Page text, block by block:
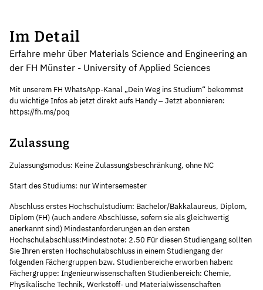
Im Detail
Erfahre mehr über Materials Science and Engineering an
der FH Münster - University of Applied Sciences
Mit unserem FH WhatsApp-Kanal „Dein Weg ins Studium“ bekommst
du wichtige Infos ab jetzt direkt aufs Handy – Jetzt abonnieren:
https://fh.ms/poq
Zulassung
Zulassungsmodus: Keine Zulassungsbeschränkung, ohne NC
Start des Studiums: nur Wintersemester
Abschluss erstes Hochschulstudium: Bachelor/Bakkalaureus, Diplom,
Diplom (FH) (auch andere Abschlüsse, sofern sie als gleichwertig
anerkannt sind) Mindestanforderungen an den ersten
Hochschulabschluss:Mindestnote: 2.50 Für diesen Studiengang sollten
Sie Ihren ersten Hochschulabschluss in einem Studiengang der
folgenden Fächergruppen bzw. Studienbereiche erworben haben:
Fächergruppe: Ingenieurwissenschaften Studienbereich: Chemie,
Physikalische Technik, Werkstoff- und Materialwissenschaften